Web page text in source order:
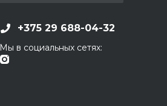
+375 29 688-04-32
Мы в социальных сетях: